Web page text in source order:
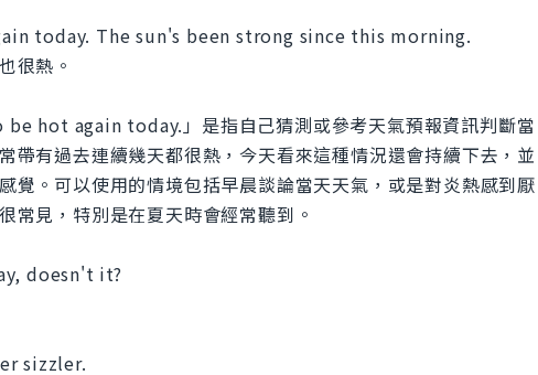
today. The sun's been strong since this morning.
很熱。
hot again today.」是指自己猜測或參考天氣預報資訊判斷當
帶有過去連續幾天都很熱，今天看來這種情況還會持續下去，並
覺。可以使用的情境包括早晨談論當天天氣，或是對炎熱感到厭
常見，特別是在夏天時會經常聽到。
doesn't it?
sizzler.